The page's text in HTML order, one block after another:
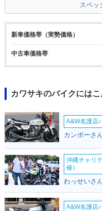
スペッ
新車価格帯（実勢価格）
中古車価格帯
カワサキのバイクには
A&W名護店
カンポーさ
沖縄チャリ
催）
わっせいさ
A&W名護店